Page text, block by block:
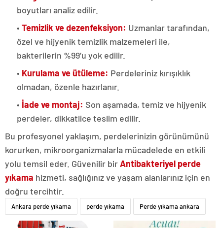
boyutları analiz edilir.
• Temizlik ve dezenfeksiyon: Uzmanlar tarafından,
özel ve hijyenik temizlik malzemeleri ile,
bakterilerin %99’u yok edilir.
• Kurulama ve ütüleme: Perdeleriniz kırışıklık
olmadan, özenle hazırlanır.
• İade ve montaj: Son aşamada, temiz ve hijyenik
perdeler, dikkatlice teslim edilir.
Bu profesyonel yaklaşım, perdelerinizin görünümünü
korurken, mikroorganizmalarla mücadelede en etkili
yolu temsil eder. Güvenilir birAntibakteriyel perde
yıkama hizmeti, sağlığınız ve yaşam alanlarınız için en
doğru tercihtir.
Ankara perde yıkama perde yıkama Perde yıkama ankara